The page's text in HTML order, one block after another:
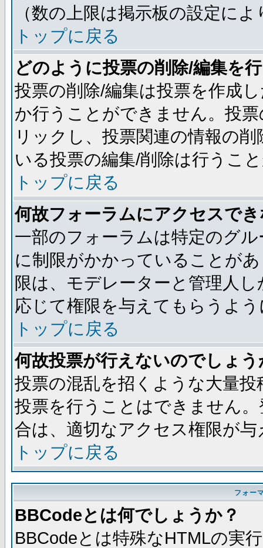
（数の上限は掲示板の設定に
トップに戻る
どのように投票の削除/編集を
投票の削除/編集は投票を作成
か行うことができません。投
リックし、投票関連の情報の
いる投票の編集/削除は行うこ
トップに戻る
何故フォーラムにアクセスで
一部のフォーラムは特定のグ
に制限がかかっていることが
限は、モデレーターと管理人
応じて権限を与えてもらうよ
トップに戻る
何故投票が行えないのでしょう
投票の混乱を招くような大量
投票を行うことはできません
合は、適切なアクセス権限が
トップに戻る
フォー
BBCodeとは何でしょうか？
BBCodeとは特殊なHTMLの実